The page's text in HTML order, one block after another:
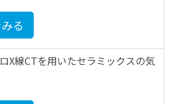
る
X線CTを用いたセラミックスの気